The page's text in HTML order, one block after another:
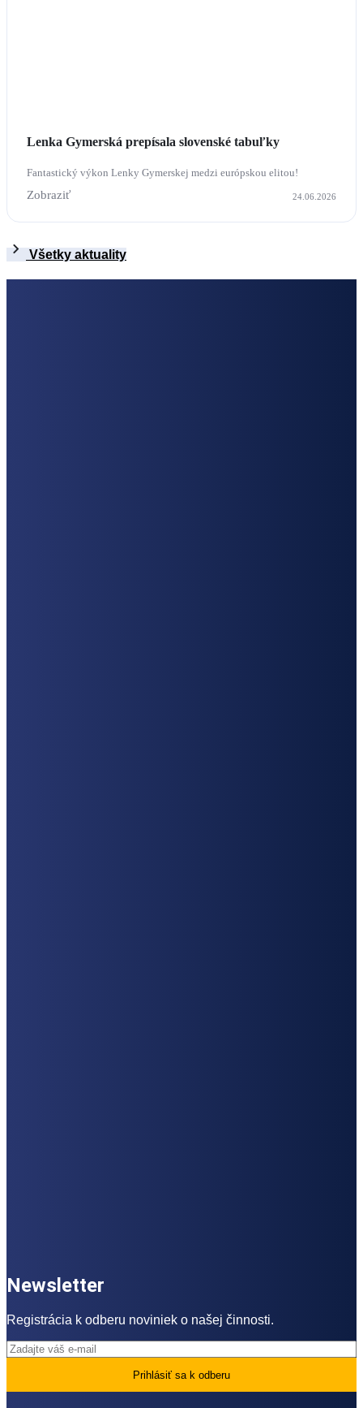
Lenka Gymerská prepísala slovenské tabuľky
Fantastický výkon Lenky Gymerskej medzi európskou elitou!
Zobraziť 24.06.2026
Všetky aktuality
Newsletter
Registrácia k odberu noviniek o našej činnosti.